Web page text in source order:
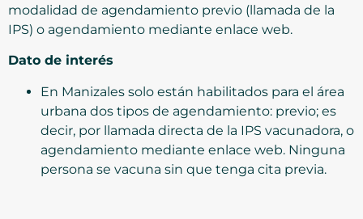
modalidad de agendamiento previo (llamada de la
IPS) o agendamiento mediante enlace web.
Dato de interés
En Manizales solo están habilitados para el área
urbana dos tipos de agendamiento: previo; es
decir, por llamada directa de la IPS vacunadora, o
agendamiento mediante enlace web. Ninguna
persona se vacuna sin que tenga cita previa.